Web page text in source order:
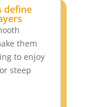
define
them
to enjoy
steep